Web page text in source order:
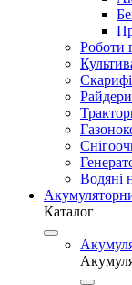
Роботи
Водяні
Каталог